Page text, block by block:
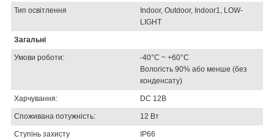
Тип освітлення
Indoor, Outdoor, Indoor1, LOW-
LIGHT
Загальні
Умови роботи:
-40°C ~ +60°C
Вологість 90% або менше (без
конденсату)
Харчування: DC 12В
Споживана потужність: 12 Вт
Ступінь захисту IP66